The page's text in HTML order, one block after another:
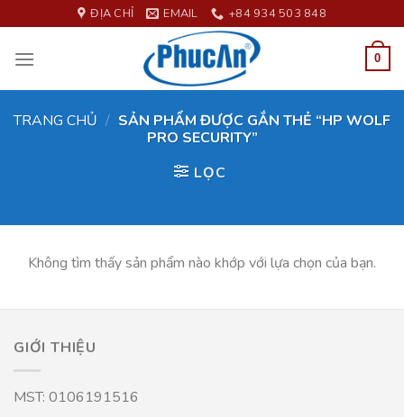
to
content
ĐỊA CHỈ EMAIL +84 934 503 848
0
TRANG CHỦ / SẢN PHẨM ĐƯỢC GẮN THẺ “HP WOLF
PRO SECURITY”
LỌC
Không tìm thấy sản phẩm nào khớp với lựa chọn của bạn.
GIỚI THIỆU
MST: 0106191516